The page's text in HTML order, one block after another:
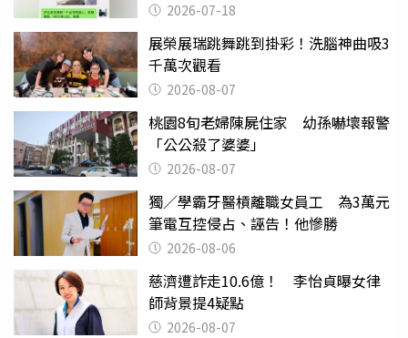
2026-07-18
展榮展瑞跳舞跳到掛彩！洗腦神曲吸3
千萬次觀看
2026-08-07
桃園8旬老婦陳屍住家 幼孫嚇壞報警
「公公殺了婆婆」
2026-08-07
獨／學霸牙醫槓離職女員工 為3萬元
筆電互控侵占、誣告！他慘勝
2026-08-06
慈濟遭詐走10.6億！ 李怡貞曝女律
師背景提4疑點
2026-08-07